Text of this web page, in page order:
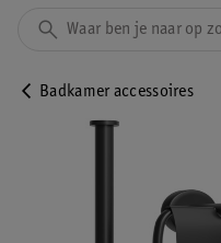
Badkamer accessoires